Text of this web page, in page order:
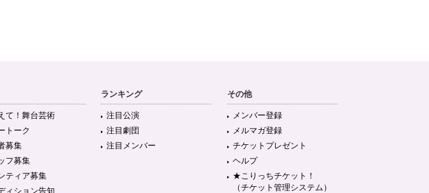
て！舞台芸術
トーク
募集
フ募集
ティア募集
ィション告知
ランキング
注目公演
注目劇団
注目メンバー
その他
メンバー登録
メルマガ登録
チケットプレゼント
ヘルプ
★こりっちチケット！
（チケット管理システム）